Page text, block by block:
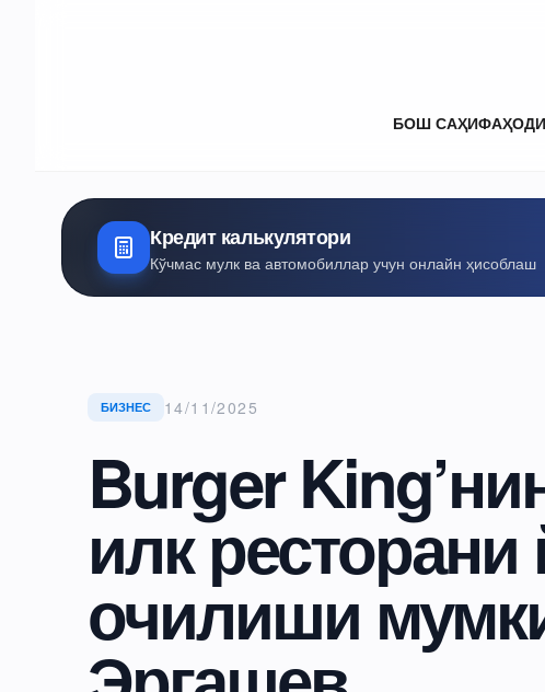
БОШ САҲИФА
Кредит калькулятори
Кўчмас мулк ва автомобиллар учун онлайн ҳисоблаш
БИЗНЕС 14/11/2025
Burger
илк
очилиши